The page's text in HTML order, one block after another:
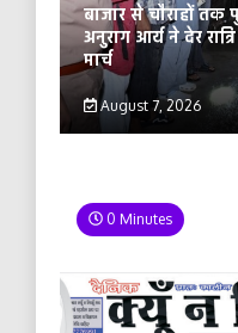
बाजार से चौराहों
अनुराग आर्य ने देर
मार्च
August 7, 2026
0 Minutes